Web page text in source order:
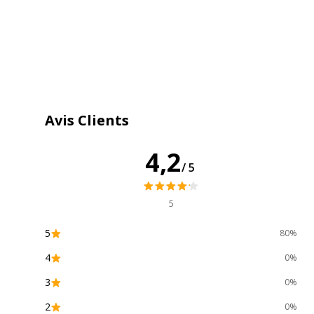
Caractéristiques techniques
Caractéristiques techniques
Couleur d'écriture
Avis Clients
4,2/5
5
5 80%
4 0%
3 0%
2 0%